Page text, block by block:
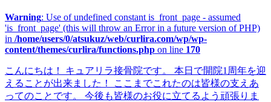
Warning: Use of undefined constant is_front_page - assumed
'is_front_page' (this will throw an Error in a future version of PHP)
in /home/users/0/atsukuz/web/curlira.com/wp/wp-
content/themes/curlira/functions.php on line 170
こんにちは！ キュアリラ接骨院です。 本日で開院1周年を迎
えることが出来ました！ ここまでこれたのは皆様の支えあ
ってのことです。 今後も皆様のお役に立てるよう頑張りま